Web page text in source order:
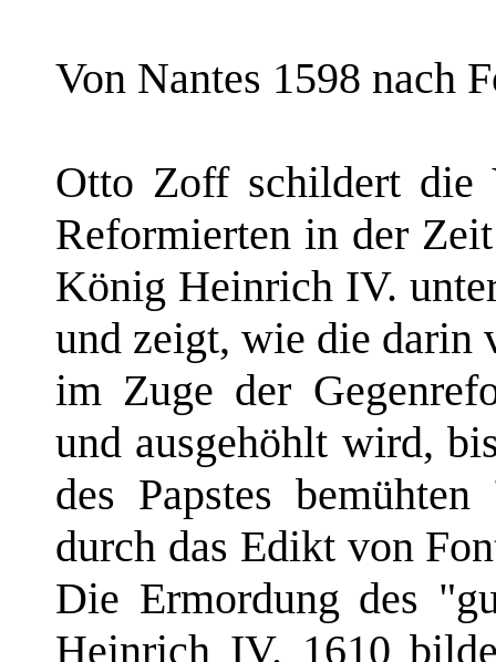
Von Nantes 1598 nach
Otto Zoff schildert die
Reformierten in der
König Heinrich IV.
und zeigt, wie die darin
im Zuge der
und ausgehöhlt wird,
des Papstes
durch das Edikt von
Die Ermordung des
Heinrich IV. 1610